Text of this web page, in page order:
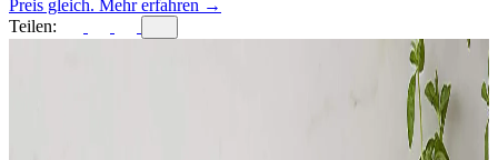
Preis gleich. Mehr erfahren →
Teilen: